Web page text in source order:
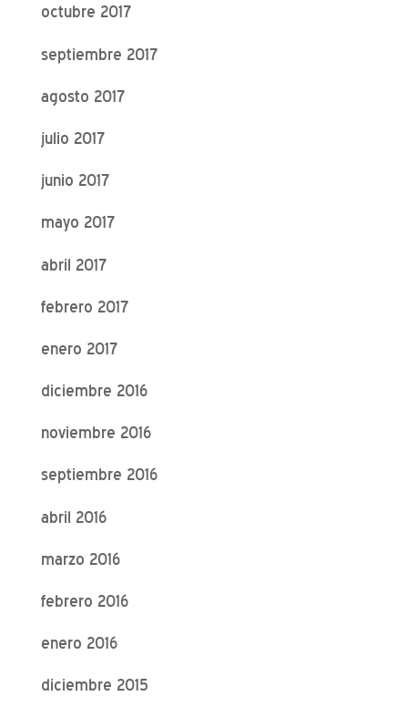
octubre 2017
septiembre 2017
agosto 2017
julio 2017
junio 2017
mayo 2017
abril 2017
febrero 2017
enero 2017
diciembre 2016
noviembre 2016
septiembre 2016
abril 2016
marzo 2016
febrero 2016
enero 2016
diciembre 2015